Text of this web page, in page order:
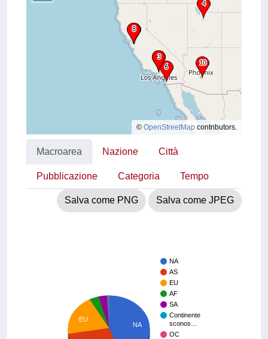
© OpenStreetMap contributors.
Macroarea Nazione Città
Pubblicazione Categoria Tempo
Salva come PNG Salva come JPEG
NA
AS
EU
AF
SA
Continente
sconos…
OC
NA
EU